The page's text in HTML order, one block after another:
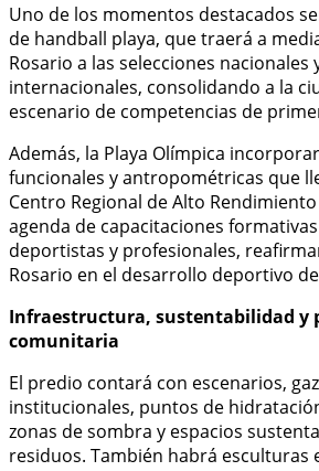
Uno de los momentos destacados
de handball playa, que traerá a
Rosario a las selecciones nacionales
internacionales, consolidando a la
escenario de competencias de
Además, la Playa Olímpica
funcionales y antropométricas que
Centro Regional de Alto Rendimiento
agenda de capacitaciones
deportistas y profesionales,
Rosario en el desarrollo deportivo
Infraestructura, sustentabilidad y
comunitaria
El predio contará con escenarios,
institucionales, puntos de
zonas de sombra y espacios
residuos. También habrá esculturas